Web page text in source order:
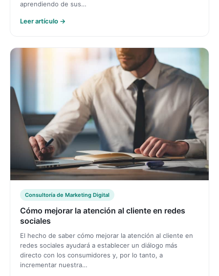
aprendiendo de sus…
Leer artículo →
Consultoría de Marketing Digital
Cómo mejorar la atención al cliente en redes
sociales
El hecho de saber cómo mejorar la atención al cliente en
redes sociales ayudará a establecer un diálogo más
directo con los consumidores y, por lo tanto, a
incrementar nuestra…